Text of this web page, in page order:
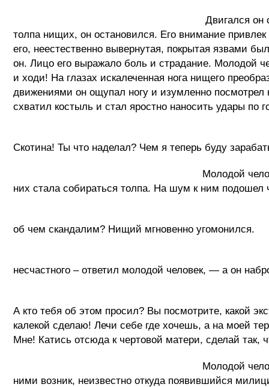
Двигался он со стороны
толпа нищих, он остановился. Его внимание
его, неестественно вывернутая, покрытая язвами
он. Лицо его выражало боль и страдание. Молодой
и ходи! На глазах искалеченная нога нищего
движениями он ощупал ногу и изумленно
схватил костыль и стал яростно наносить удары по
Скотина! Ты что наделал? Чем я теперь буду
Молодой человек, явно ошарашенный
них стала собираться толпа. На шум к ним подошел
об чем скандалим? Нищий мгновенно угомонился.
несчастного – ответил молодой человек, — а он
А кто тебя об этом просил? Вы посмотрите, какой
калекой сделаю! Лечи себе где хочешь, а на моей
Мне! Катись отсюда к чертовой матери, сделай так,
Молодой человек рад был бы
ними возник, неизвестно откуда появившийся